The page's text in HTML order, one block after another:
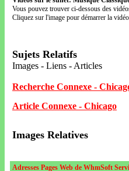
Vous pouvez trouver ci-dessous des
Cliquez sur l'image pour démarrer la
Sujets Relatifs
Images - Liens - Articles
Recherche Connexe -
Article Connexe - Chicago
Images Relatives
Adresses Pages Web de WhmSoft